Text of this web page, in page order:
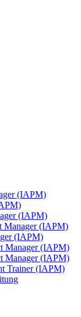
(IAPM)
(IAPM)
Manager (IAPM)
(IAPM)
Manager (IAPM)
Manager (IAPM)
Trainer (IAPM)